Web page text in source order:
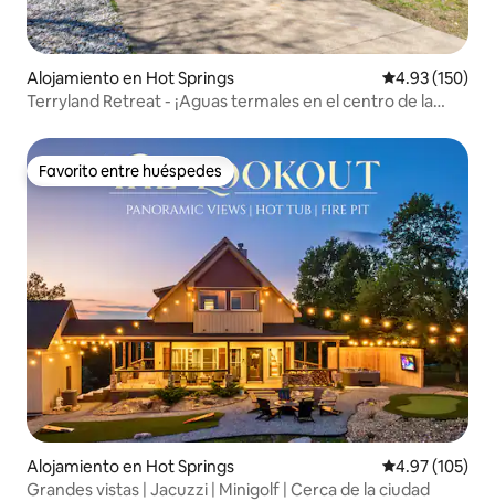
Alojamiento en Hot Springs Calificación
4.93 (150)
Terryland Retreat - ¡Aguas termales en el centro de la
Favorito entre huéspedes
Favorito entre huéspedes
Alojamiento en Hot Springs Calificación
4.97 (105)
Grandes vistas | Jacuzzi | Minigolf | Cerca de la ciudad